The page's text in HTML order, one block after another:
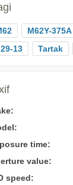
M62Y-375A
13
Tartak
time:
value:
speed: